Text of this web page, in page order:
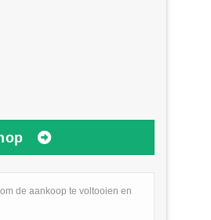
om de aankoop te voltooien en